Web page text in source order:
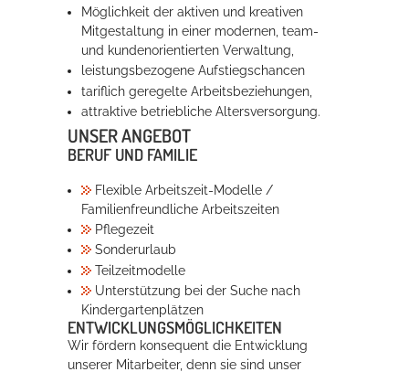
Karriere in Hockenheim
Möglichkeit der aktiven und kreativen
Mitgestaltung in einer modernen, team-
und kundenorientierten Verwaltung,
leistungsbezogene Aufstiegschancen
tariflich geregelte Arbeitsbeziehungen,
attraktive betriebliche Altersversorgung.
UNSER ANGEBOT
BERUF UND FAMILIE
Flexible Arbeitszeit-Modelle /
Familienfreundliche Arbeitszeiten
Pflegezeit
Sonderurlaub
Teilzeitmodelle
Unterstützung bei der Suche nach
Kindergartenplätzen
ENTWICKLUNGSMÖGLICHKEITEN
Wir fördern konsequent die Entwicklung
unserer Mitarbeiter, denn sie sind unser